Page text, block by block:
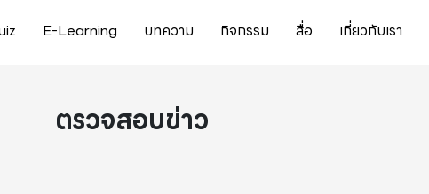
E-Learning บทความ กิจกรรม สื่อ เกี่ยวกับเรา
ตรวจสอบข่าว